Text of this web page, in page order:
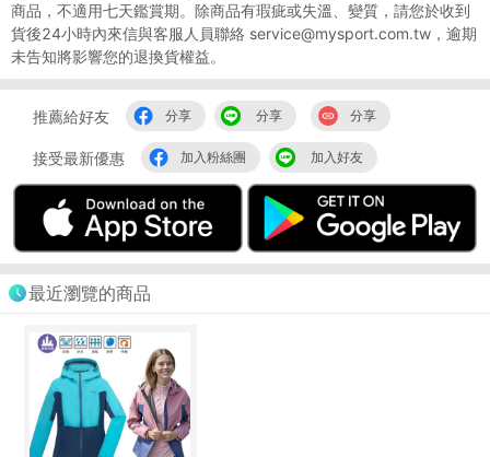
商品，不適用七天鑑賞期。除商品有瑕疵或失溫、變質，請您於收到
貨後24小時內來信與客服人員聯絡 service@mysport.com.tw，逾期
未告知將影響您的退換貨權益。
推薦給好友 分享 分享 分享
接受最新優惠 加入粉絲團 加入好友
最近瀏覽的商品